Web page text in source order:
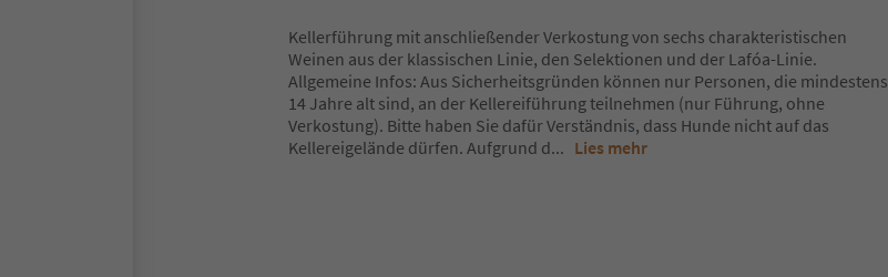
Kellerführung mit anschließender Verkostung von sechs charakteristischen
Weinen aus der klassischen Linie, den Selektionen und der Lafóa-Linie.
Allgemeine Infos: Aus Sicherheitsgründen können nur Personen, die mindestens
14 Jahre alt sind, an der Kellereiführung teilnehmen (nur Führung, ohne
Verkostung). Bitte haben Sie dafür Verständnis, dass Hunde nicht auf das
Kellereigelände dürfen. Aufgrund d... Lies mehr